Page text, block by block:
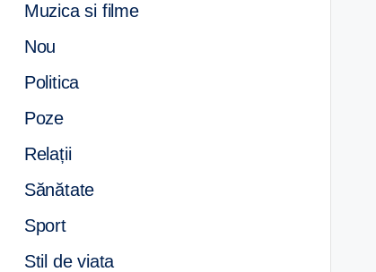
Muzica si filme
Nou
Politica
Poze
Relații
Sănătate
Sport
Stil de viata